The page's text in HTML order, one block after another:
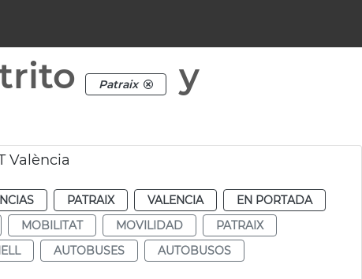
Patraix
y
València
PATRAIX VALENCIA
EN PORTADA
MOBILITAT MOVILIDAD
PATRAIX
AUTOBUSES
AUTOBUSOS